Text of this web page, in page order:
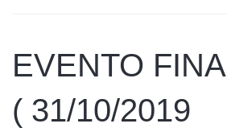
EVENTO
( 31/10/2019